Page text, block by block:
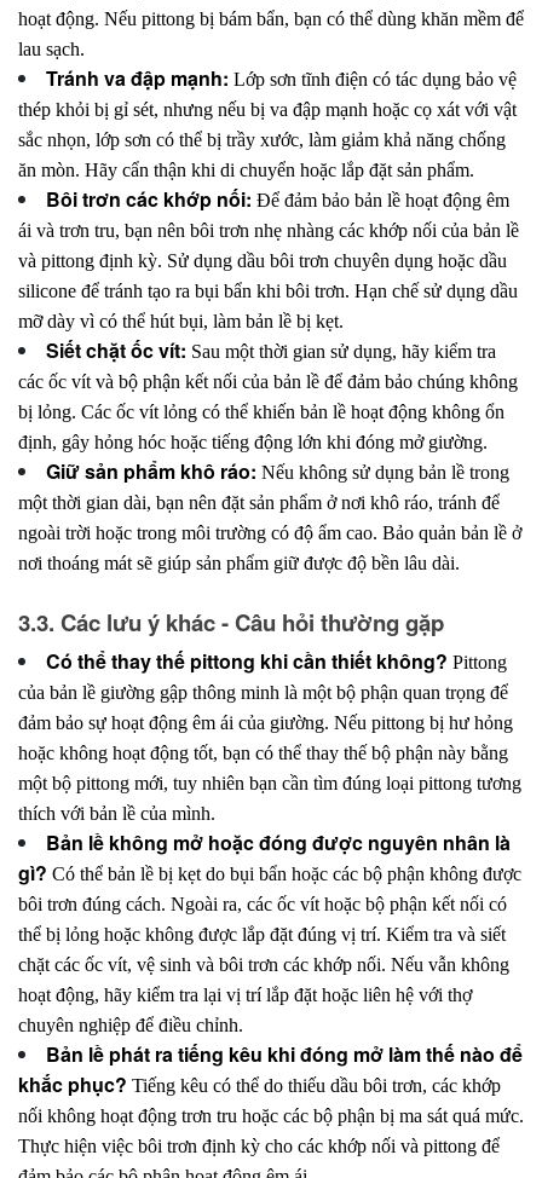
hoạt động. Nếu pittong bị bám bẩn, bạn có thể dùng khăn mềm để
lau sạch.
Tránh va đập mạnh: Lớp sơn tĩnh điện có tác dụng bảo vệ
thép khỏi bị gỉ sét, nhưng nếu bị va đập mạnh hoặc cọ xát với vật
sắc nhọn, lớp sơn có thể bị trầy xước, làm giảm khả năng chống
ăn mòn. Hãy cẩn thận khi di chuyển hoặc lắp đặt sản phẩm.
Bôi trơn các khớp nối: Để đảm bảo bản lề hoạt động êm
ái và trơn tru, bạn nên bôi trơn nhẹ nhàng các khớp nối của bản lề
và pittong định kỳ. Sử dụng dầu bôi trơn chuyên dụng hoặc dầu
silicone để tránh tạo ra bụi bẩn khi bôi trơn. Hạn chế sử dụng dầu
mỡ dày vì có thể hút bụi, làm bản lề bị kẹt.
Siết chặt ốc vít: Sau một thời gian sử dụng, hãy kiểm tra
các ốc vít và bộ phận kết nối của bản lề để đảm bảo chúng không
bị lỏng. Các ốc vít lỏng có thể khiến bản lề hoạt động không ổn
định, gây hỏng hóc hoặc tiếng động lớn khi đóng mở giường.
Giữ sản phẩm khô ráo: Nếu không sử dụng bản lề trong
một thời gian dài, bạn nên đặt sản phẩm ở nơi khô ráo, tránh để
ngoài trời hoặc trong môi trường có độ ẩm cao. Bảo quản bản lề ở
nơi thoáng mát sẽ giúp sản phẩm giữ được độ bền lâu dài.
3.3. Các lưu ý khác - Câu hỏi thường gặp
Có thể thay thế pittong khi cần thiết không? Pittong
của bản lề giường gập thông minh là một bộ phận quan trọng để
đảm bảo sự hoạt động êm ái của giường. Nếu pittong bị hư hỏng
hoặc không hoạt động tốt, bạn có thể thay thế bộ phận này bằng
một bộ pittong mới, tuy nhiên bạn cần tìm đúng loại pittong tương
thích với bản lề của mình.
Bản lề không mở hoặc đóng được nguyên nhân là
gì? Có thể bản lề bị kẹt do bụi bẩn hoặc các bộ phận không được
bôi trơn đúng cách. Ngoài ra, các ốc vít hoặc bộ phận kết nối có
thể bị lỏng hoặc không được lắp đặt đúng vị trí. Kiểm tra và siết
chặt các ốc vít, vệ sinh và bôi trơn các khớp nối. Nếu vẫn không
hoạt động, hãy kiểm tra lại vị trí lắp đặt hoặc liên hệ với thợ
chuyên nghiệp để điều chỉnh.
Bản lề phát ra tiếng kêu khi đóng mở làm thế nào để
khắc phục? Tiếng kêu có thể do thiếu dầu bôi trơn, các khớp
nối không hoạt động trơn tru hoặc các bộ phận bị ma sát quá mức.
Thực hiện việc bôi trơn định kỳ cho các khớp nối và pittong để